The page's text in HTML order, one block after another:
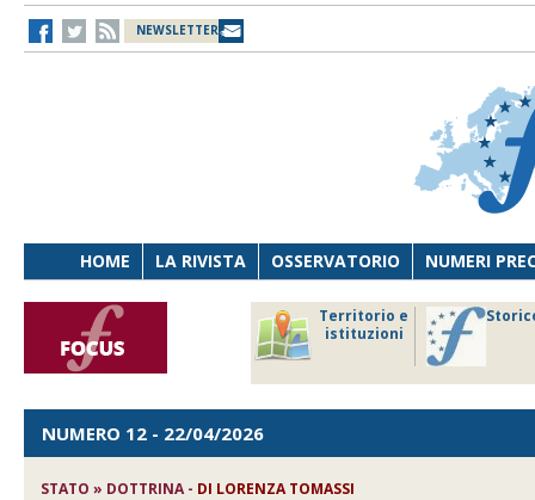
NEWSLETTER
HOME LA RIVISTA OSSERVATORIO NUMERI
Territorio e
istituzioni
NUMERO 12 - 22/04/2026
STATO » DOTTRINA - DI LORENZA TOMASSI